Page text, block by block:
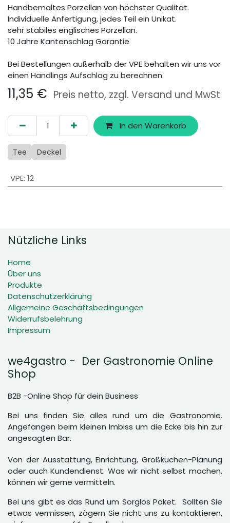
Handbemaltes Porzellan von höchster Qualität.
Individuelle Anfertigung, jedes Teil ein Unikat.
sehr stabiles englisches Porzellan.
10 Jahre Kantenschlag Garantie
Bei Bestellungen außerhalb der VPE behalten wir uns vor
einen Handlings Aufschlag zu berechnen.
11,35 € Preis netto, zzgl. Versand und MwSt
In den Warenkorb
Tee Deckel
VPE: 12
Nützliche Links
Home
Über uns
Produkte
Datenschutzerklärung
Allgemeine Geschäftsbedingungen
Widerrufsbelehrung
Impressum
we4gastro - Der Gastronomie Online
Shop
B2B -Online Shop für dein Business
Bei uns finden Sie alles rund um die Gastronomie.
Angefangen beim kleinen Imbiss um die Ecke bis hin zur
angesagten Bar.
Von der Ausstattung, Einrichtung, Großküchen-Planung
oder auch Kundendienst. Was wir nicht selbst machen,
können wir gerne vermitteln.
Bei uns gibt es das Rund um Sorglos Paket. Sollten Sie
etwas vermissen, zögern Sie nicht uns zu kontaktieren,